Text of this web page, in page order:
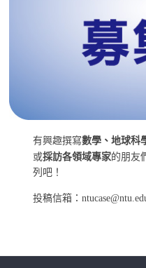
有興趣撰寫數學、地球科
或採訪各領域專家的朋友
列吧！
投稿信箱：